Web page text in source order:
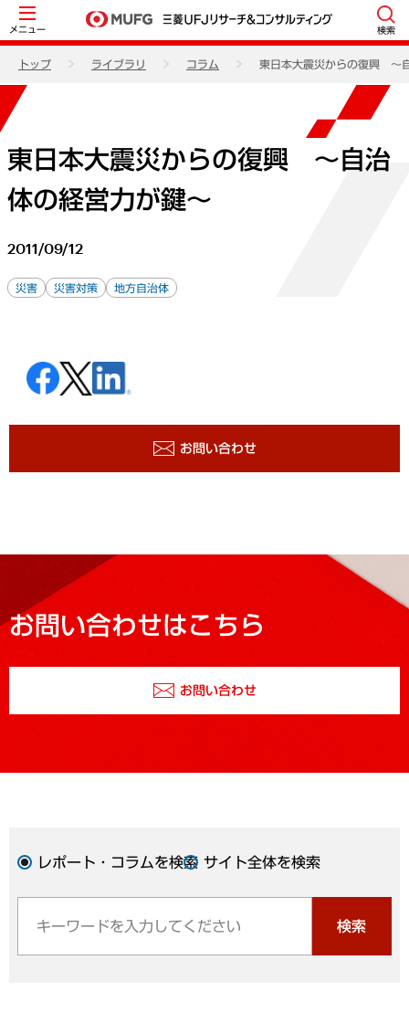
メニュー 検索
トップ ライブラリ コラム 東日本大震災からの復興 ～
東日本大震災からの復興 ～自治
体の経営力が鍵～
2011/09/12
災害 災害対策 地方自治体
お問い合わせ
お問い合わせはこちら
お問い合わせ
レポート・コラムを検索 サイト全体を検索
検索